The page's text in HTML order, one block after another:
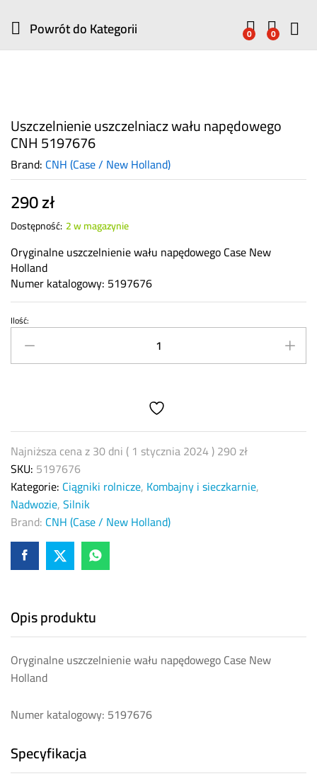
Powrót doKategorii 0 0
Uszczelnienie uszczelniacz wału napędowego
CNH 5197676
Brand: CNH (Case / New Holland)
290zł
Dostępność: 2 w magazynie
Oryginalne uszczelnienie wału napędowego Case New
Holland
Numer katalogowy: 5197676
Uszczelnienie
uszczelniacz
wału
quantity
Ilość:
Najniższa cena z 30 dni ( 1 stycznia 2024)290zł
SKU: 5197676
Kategorie: Ciągniki rolnicze, Kombajny i sieczkarnie,
Nadwozie,Silnik
Brand: CNH (Case / New Holland)
Opis produktu
Oryginalne uszczelnienie wału napędowego Case New
Holland
Numer katalogowy: 5197676
Specyfikacja